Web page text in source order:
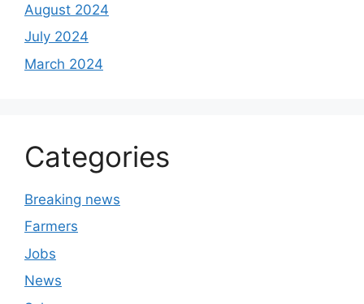
August 2024
July 2024
March 2024
Categories
Breaking news
Farmers
Jobs
News